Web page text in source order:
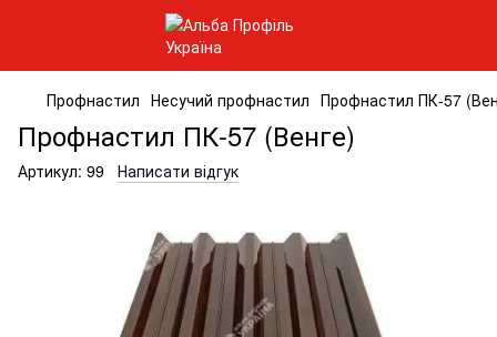
Профнастил Несучий профнастил Профнастил ПК-57
Профнастил ПК-57 (Венге)
Артикул: 99 Написати відгук